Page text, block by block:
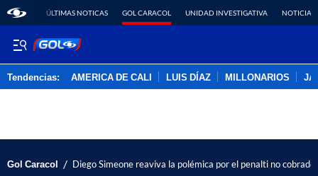
ÚLTIMAS NOTICAS GOL CARACOL UNIDAD INVESTIGATIVA NOTICIAS
Tendencias: AMERICA DE CALI LUIS DÍAZ MILLONARIOS
Gol Caracol / Diego Simeone reaviva la polémica por el penalti no